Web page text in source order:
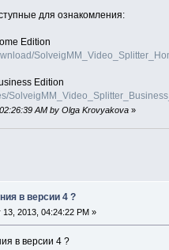
для ознакомления:
Edition
Edition
AM by Olga Krovyakova»
в версии 4 ?
13, 2013, 04:24:22 PM »
в версии 4 ?